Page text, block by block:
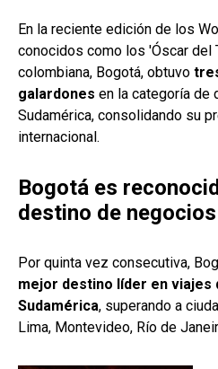
En la reciente edición de los
conocidos como los 'Óscar del
colombiana, Bogotá, obtuvo
galardones en la categoría de
Sudamérica, consolidando su
internacional.
Bogotá es
destino de
Por quinta vez consecutiva,
mejor destino líder en viajes
Sudamérica, superando a
Lima, Montevideo, Río de